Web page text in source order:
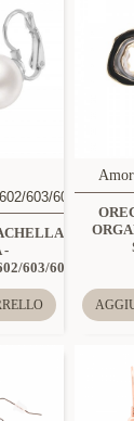
603/604
-
603/604